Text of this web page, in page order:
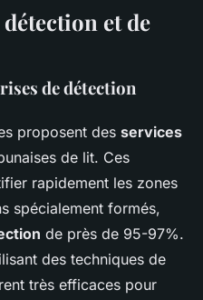
et de
de détection
proposent des services
de lit. Ces
rapidement les zones
spécialement formés,
de près de 95-97%.
des techniques de
très efficaces pour